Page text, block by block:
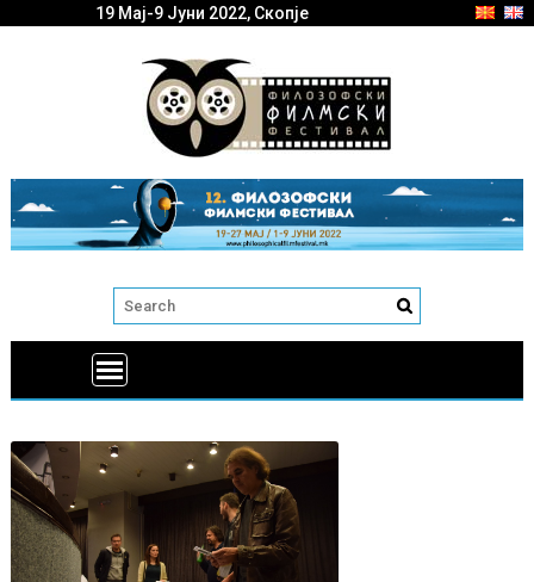
19 Мај-9 Јуни 2022, Скопје